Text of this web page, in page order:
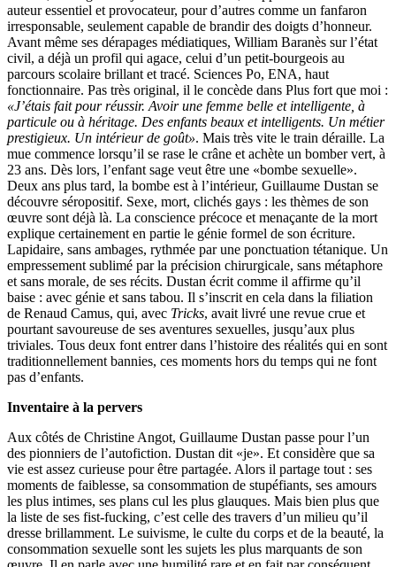
auteur essentiel et provocateur, pour d’autres comme un fanfaron
irresponsable, seulement capable de brandir des doigts d’honneur.
Avant même ses dérapages médiatiques, William Baranès sur l’état
civil, a déjà un profil qui agace, celui d’un petit-bourgeois au
parcours scolaire brillant et tracé. Sciences Po, ENA, haut
fonctionnaire. Pas très original, il le concède dans Plus fort que moi :
«J’étais fait pour réussir. Avoir une femme belle et intelligente, à
particule ou à héritage. Des enfants beaux et intelligents. Un métier
prestigieux. Un intérieur de goût». Mais très vite le train déraille. La
mue commence lorsqu’il se rase le crâne et achète un bomber vert, à
23 ans. Dès lors, l’enfant sage veut être une «bombe sexuelle».
Deux ans plus tard, la bombe est à l’intérieur, Guillaume Dustan se
découvre séropositif. Sexe, mort, clichés gays : les thèmes de son
œuvre sont déjà là. La conscience précoce et menaçante de la mort
explique certainement en partie le génie formel de son écriture.
Lapidaire, sans ambages, rythmée par une ponctuation tétanique. Un
empressement sublimé par la précision chirurgicale, sans métaphore
et sans morale, de ses récits. Dustan écrit comme il affirme qu’il
baise : avec génie et sans tabou. Il s’inscrit en cela dans la filiation
de Renaud Camus, qui, avec Tricks, avait livré une revue crue et
pourtant savoureuse de ses aventures sexuelles, jusqu’aux plus
triviales. Tous deux font entrer dans l’histoire des réalités qui en sont
traditionnellement bannies, ces moments hors du temps qui ne font
pas d’enfants.
Inventaire à la pervers
Aux côtés de Christine Angot, Guillaume Dustan passe pour l’un
des pionniers de l’autofiction. Dustan dit «je». Et considère que sa
vie est assez curieuse pour être partagée. Alors il partage tout : ses
moments de faiblesse, sa consommation de stupéfiants, ses amours
les plus intimes, ses plans cul les plus glauques. Mais bien plus que
la liste de ses fist-fucking, c’est celle des travers d’un milieu qu’il
dresse brillamment. Le suivisme, le culte du corps et de la beauté, la
consommation sexuelle sont les sujets les plus marquants de son